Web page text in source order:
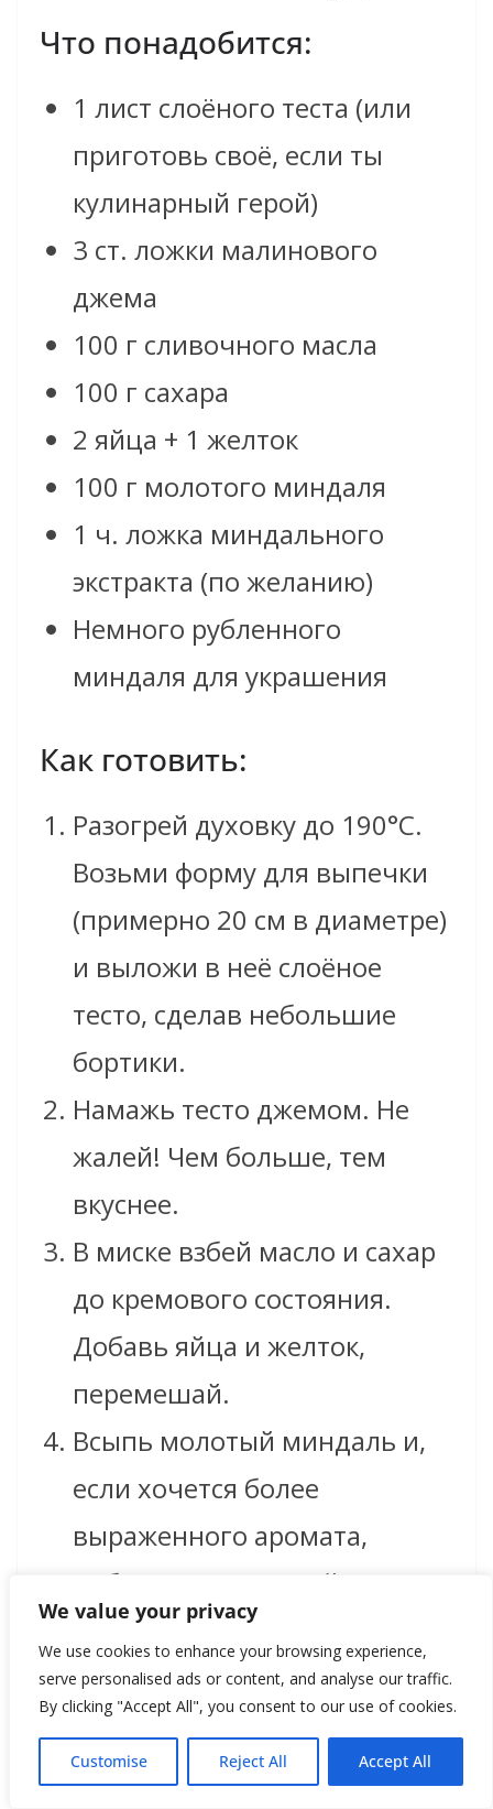
We value your privacy
We use cookies to enhance your browsing experience,
serve personalised ads or content, and analyse our traffic.
By clicking "Accept All", you consent to our use of cookies.
Customise Reject All Accept All
Что понадобится:
1 лист слоёного теста (или
приготовь своё, если ты
кулинарный герой)
3 ст. ложки малинового
джема
100 г сливочного масла
100 г сахара
2 яйца + 1 желток
100 г молотого миндаля
1 ч. ложка миндального
экстракта (по желанию)
Немного рубленного
миндаля для украшения
Как готовить:
Разогрей духовку до 190°C.
Возьми форму для выпечки
(примерно 20 см в диаметре)
и выложи в неё слоёное
тесто, сделав небольшие
бортики.
Намажь тесто джемом. Не
жалей! Чем больше, тем
вкуснее.
В миске взбей масло и сахар
до кремового состояния.
Добавь яйца и желток,
перемешай.
Всыпь молотый миндаль и,
если хочется более
выраженного аромата,
добавь миндальный
экстракт.
Вылей эту смесь на джем,
разровняй.
Посыпь сверху рубленным